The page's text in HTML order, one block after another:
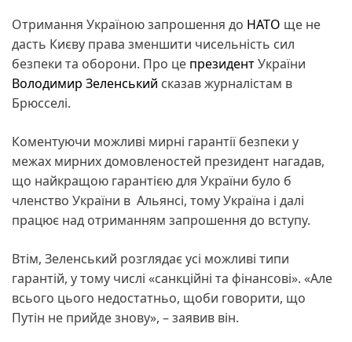
Отримання Україною запрошення до НАТО ще не
дасть Києву права зменшити чисельність сил
безпеки та оборони. Про це президентУкраїни
Володимир Зеленський сказав журналістам в
Брюсселі.
Коментуючи можливі мирні гарантії безпеки у
межах мирних домовленостей президент нагадав,
що найкращою гарантією для України було б
членство України в Альянсі, тому Україна і далі
працює над отриманням запрошення до вступу.
Втім, Зеленський розглядає усі можливі типи
гарантій, у тому числі «санкційні та фінансові». «Але
всього цього недостатньо, щоби говорити, що
Путін не прийде знову», – заявив він.